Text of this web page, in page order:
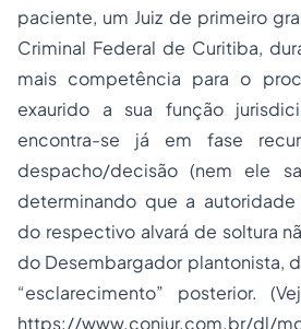
paciente, um Juiz de primeiro
Criminal Federal de Curitiba,
mais competência para o
exaurido a sua função
encontra-se já em fase
despacho/decisão (nem ele
determinando que a
do respectivo alvará de soltura
do Desembargador plantonista,
“esclarecimento” posterior.
https://www.conjur.com.br/dl/